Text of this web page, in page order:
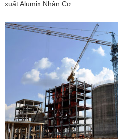
xuất Alumin Nhân Cơ.